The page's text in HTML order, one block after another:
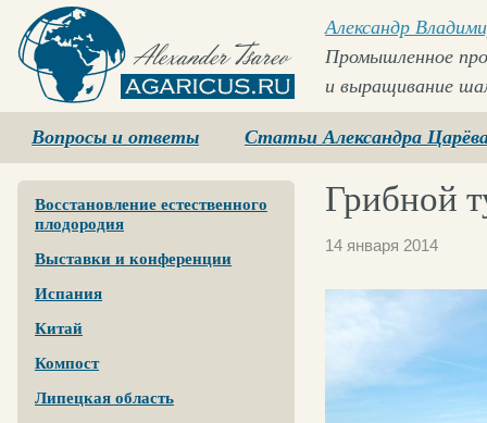
Agaricus.ru
Александр
Промышленное
и выращивание
Вопросы и ответы Статьи Александра
Восстановление естественного
плодородия
Выставки и конференции
Испания
Китай
Компост
Липецкая область
Грибной
14 января 2014